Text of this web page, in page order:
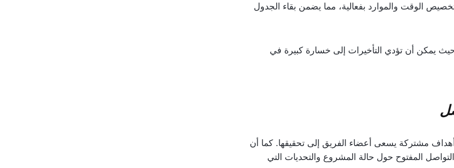
الوقت والموارد بفعالية، مما يضمن بقاء الجدول
حيث يمكن أن تؤدي التأخيرات إلى خسارة كبيرة في
مشتركة يسعى أعضاء الفريق إلى تحقيقها. كما أن
المفتوح حول حالة المشروع والتحديات التي